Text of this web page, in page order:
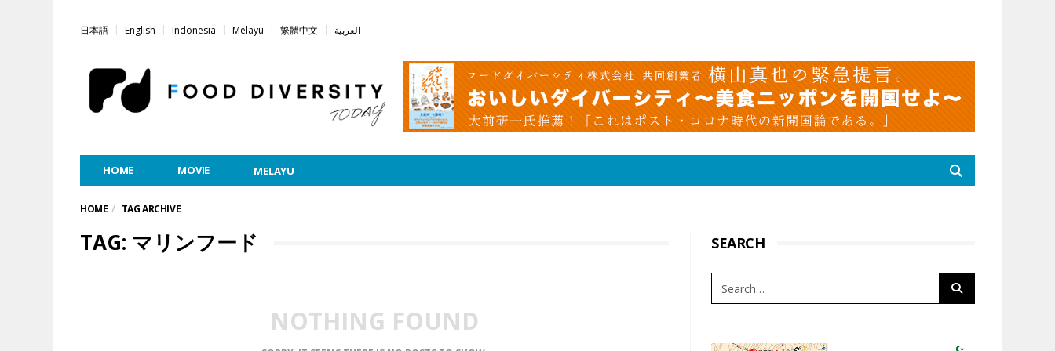
日本語 English Indonesia Melayu 繁體中文 العربية
HOME MOVIE MELAYU
HOME TAG ARCHIVE
TAG: マリンフード
NOTHING FOUND
SEARCH